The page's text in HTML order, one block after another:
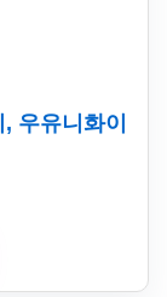
우유니화이